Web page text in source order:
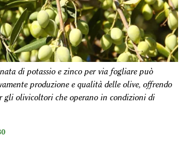
di potassio e zinco per via fogliare può
produzione e qualità delle olive, offrendo
gli olivicoltori che operano in condizioni di